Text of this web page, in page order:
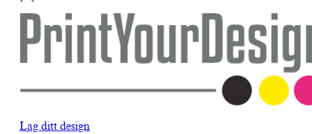
Lag ditt design